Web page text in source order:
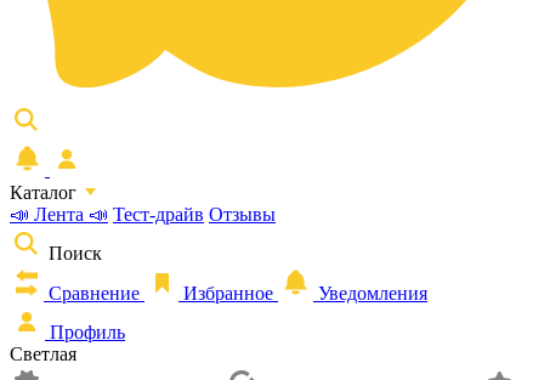
Каталог
📣 Лента 📣 Тест-драйв Отзывы
Поиск
Сравнение
Избранное
Уведомления
Профиль
Светлая